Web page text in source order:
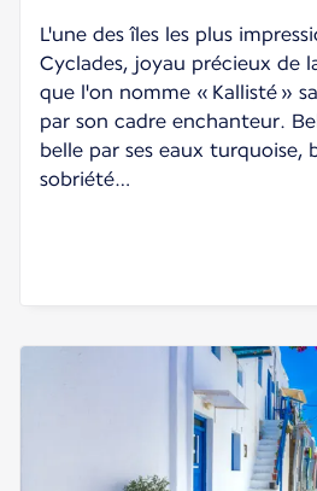
L'une des îles les plus
Cyclades, joyau précieux de
que l'on nomme « Kallisté »
par son cadre enchanteur.
belle par ses eaux turquoise,
sobriété…